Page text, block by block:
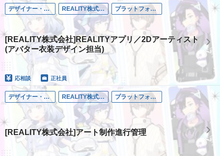
デザイナー・アート職 REALITY株式会社 プラットフォーム事業
[REALITY株式会社]REALITYアプリ／2Dアーティスト
(アバター衣装デザイン担当)
応相談 正社員
デザイナー・アート職 REALITY株式会社 プラットフォーム事業
[REALITY株式会社]アート制作進行管理